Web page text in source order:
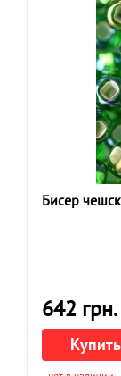
Бисер
642 грн.
Купить